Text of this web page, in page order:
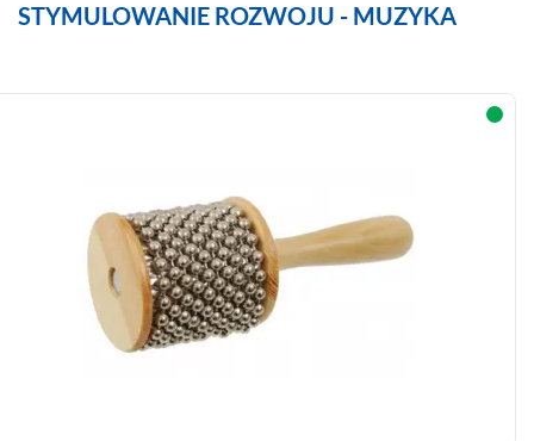
STYMULOWANIE ROZWOJU - MUZYKA